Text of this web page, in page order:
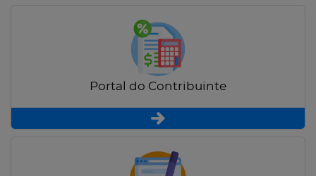
Portal do Contribuinte